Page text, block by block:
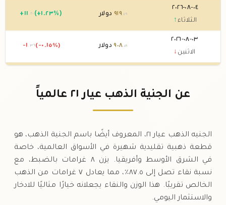
٠٤-٠٨-٢٠٢٦
الثلاثاء ↑
٩١٩ .٧٩ دولار + ١١ .٢٠ (+١.٢٣%)
٠٣-٠٨-٢٠٢٦
الاثنين ↓
٩٠٨.٥٩ دولار -١ .٣٦ (-٠.١٥%)
٩٠٩.٩٥ دولار
عن الجنية الذهب عيار ٢١ عالمياً
الجنيه الذهب عيار ٢١، المعروف أيضًا باسم الجنية الذهب، هو
قطعة ذهبية تقليدية شهيرة في الأسواق العالمية، خاصة
في الشرق الأوسط وأفريقيا. يزن ٨ غرامات بالضبط، مع
نسبة نقاء تصل إلى ٨٧.٥٪، مما يعادل ٧ غرامات من الذهب
الخالص تقريبًا. هذا الوزن والنقاء يجعلانه خيارًا مثاليًا للادخار
والاستثمار اليومي.